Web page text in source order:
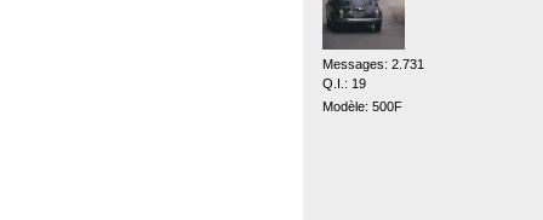
Messages: 2.731
Q.I.: 19
Modèle: 500F